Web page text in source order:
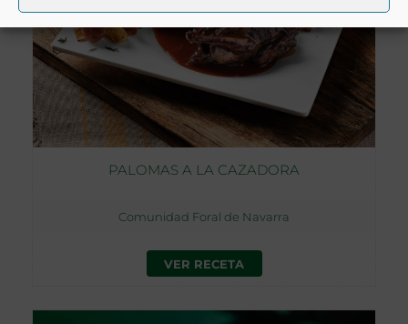
PALOMAS A LA CAZADORA
Comunidad Foral de Navarra
VER RECETA